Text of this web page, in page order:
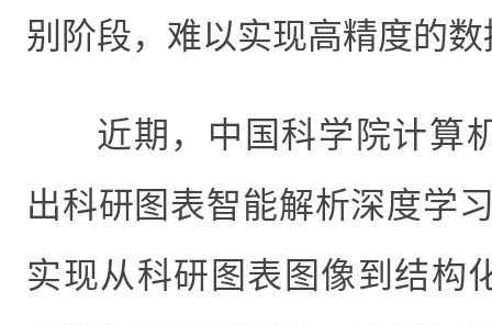
别阶段，难以实现高精度的
近期，中国科学院计算
出科研图表智能解析深度学
实现从科研图表图像到结构